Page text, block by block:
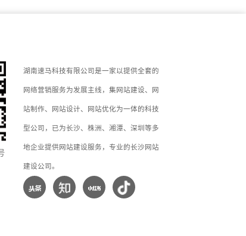
湖南速马科技有限公司是一家以提供全套的
网络营销服务为发展主线，集网站建设、网
站制作、网站设计、网站优化为一体的科技
型公司，已为长沙、株洲、湘潭、深圳等多
地企业提供网站建设服务，专业的长沙网站
建设公司。